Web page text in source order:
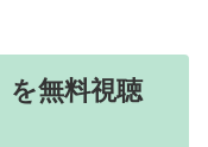
を無料視聴